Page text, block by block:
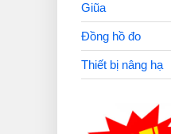
Giũa
Đồng hồ đo
Thiết bị nâng hạ